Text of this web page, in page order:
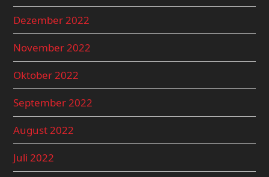
Dezember 2022
November 2022
Oktober 2022
September 2022
August 2022
Juli 2022